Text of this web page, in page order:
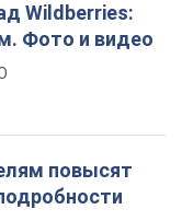
Wildberries:
Фото и видео
повысят